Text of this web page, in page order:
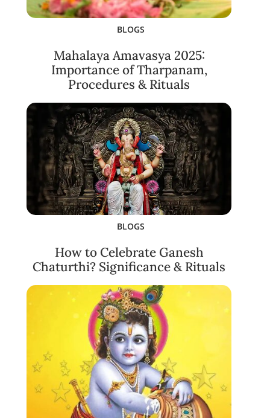
BLOGS
Mahalaya Amavasya 2025:
Importance of Tharpanam,
Procedures & Rituals
BLOGS
How to Celebrate Ganesh
Chaturthi? Significance & Rituals